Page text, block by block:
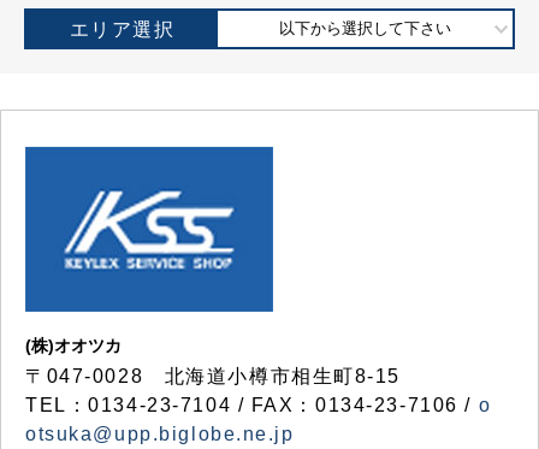
エリア選択 以下から選択して下さい
(株)オオツカ
〒047-0028 北海道小樽市相生町8-15
TEL：0134-23-7104 / FAX：0134-23-7106 / o
otsuka@upp.biglobe.ne.jp